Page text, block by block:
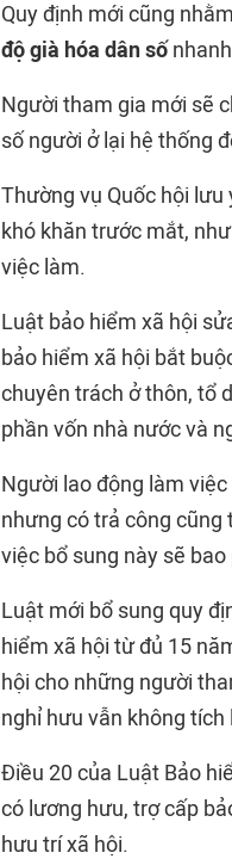
Quy định mới cũng
độ già hóa dân số
Người tham gia mới sẽ
số người ở lại hệ thống
Thường vụ Quốc hội lưu
khó khăn trước mắt,
việc làm.
Luật bảo hiểm xã hội
bảo hiểm xã hội bắt
chuyên trách ở thôn, tổ
phần vốn nhà nước và
Người lao động làm
nhưng có trả công cũng
việc bổ sung này sẽ
Luật mới bổ sung quy
hiểm xã hội từ đủ 15
hội cho những người
nghỉ hưu vẫn không
Điều 20 của Luật Bảo
có lương hưu, trợ cấp
hưu trí xã hội.